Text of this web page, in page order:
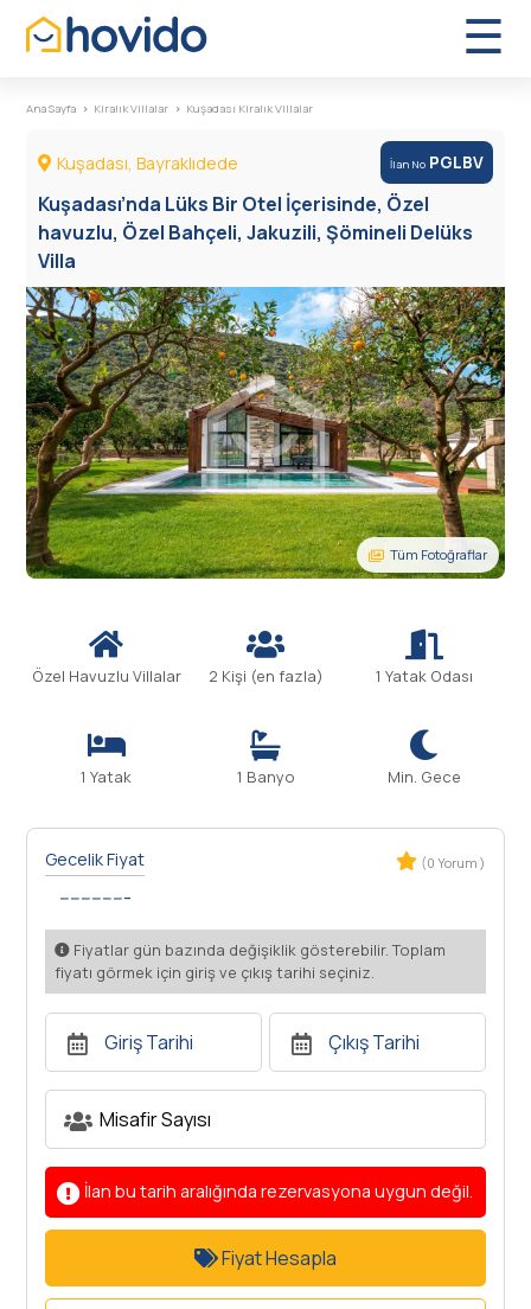
☰
×
Kiralık Tatil Villaları
Sıkça Sorulan Sorular
Hakkımızda
İletişim
English
Ana Sayfa Kiralık Villalar Kuşadası Kiralık Villalar
Kuşadası, Bayraklıdede İlan NoPGLBV
Kuşadası’nda Lüks Bir Otel İçerisinde, Özel
havuzlu, Özel Bahçeli, Jakuzili, Şömineli Delüks
Villa
Tüm Fotoğraflar
Özel Havuzlu Villalar 2 Kişi (en fazla) 1 Yatak Odası
1 Yatak 1 Banyo Min. Gece
Gecelik Fiyat
-------------
(0 Yorum )
Fiyatlar gün bazında değişiklik gösterebilir. Toplam
fiyatı görmek için giriş ve çıkış tarihi seçiniz.
İlan bu tarih aralığında rezervasyona uygun değil.
Fiyat Hesapla